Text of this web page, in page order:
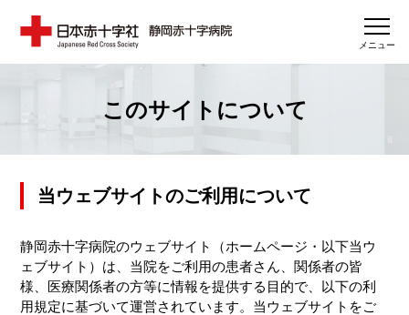
メニュー
このサイトについて
当ウェブサイトのご利用について
静岡赤十字病院のウェブサイト（ホームページ・以下当ウ
ェブサイト）は、当院をご利用の患者さん、関係者の皆
様、医療関係者の方等に情報を提供する目的で、以下の利
用規定に基づいて運営されています。当ウェブサイトをご